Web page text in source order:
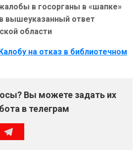
в госорганы в «шапке»
вышеуказанный ответ
области
на отказ в библиотечном
Вы можете задать их
в телеграм